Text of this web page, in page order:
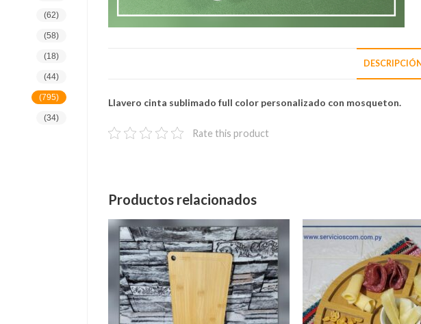
Llavero cinta sublimado full color personalizado con mosqueton.
Rate this product
Productos relacionados
(62)
(58)
(18)
(44)
(795)
(34)